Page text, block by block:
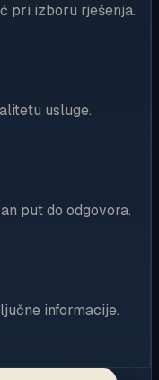
pri izboru rješenja.
usluge.
put do odgovora.
informacije.